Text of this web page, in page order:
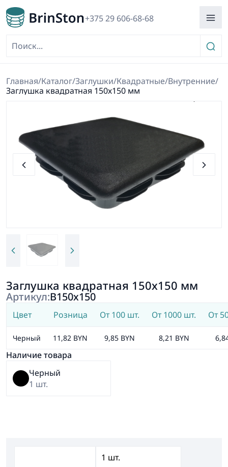
+375 29 606-68-68
Главная/Каталог/Заглушки/Квадратные/Внутренние/
Заглушка квадратная 150х150 мм
Заглушка квадратная 150х150 мм
Артикул:В150х150
Цвет Розница От 100 шт. От 1000 шт. От
Черный 11,82 BYN 9,85 BYN 8,21 BYN
Наличие товара
Черный
1 шт.